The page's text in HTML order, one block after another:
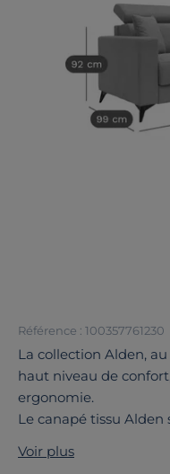
Référence : 100357761230
La collection Alden,
haut niveau de
ergonomie.
Le canapé tissu Alden
Vous apprécierez son
Voir plus